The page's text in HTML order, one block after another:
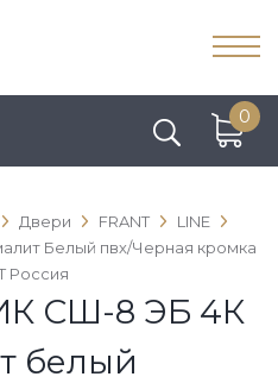
0
Двери FRANT
LINE
Белый пвх/Черная кромка
Россия
СШ-8 ЭБ 4К
белый